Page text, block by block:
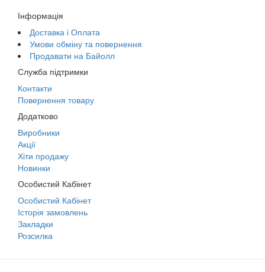
Інформація
Доставка і Оплата
Умови обміну та повернення
Продавати на Байолл
Служба підтримки
Контакти
Повернення товару
Додатково
Виробники
Акції
Хіти продажу
Новинки
Особистий Кабінет
Особистий Кабінет
Історія замовлень
Закладки
Розсилка